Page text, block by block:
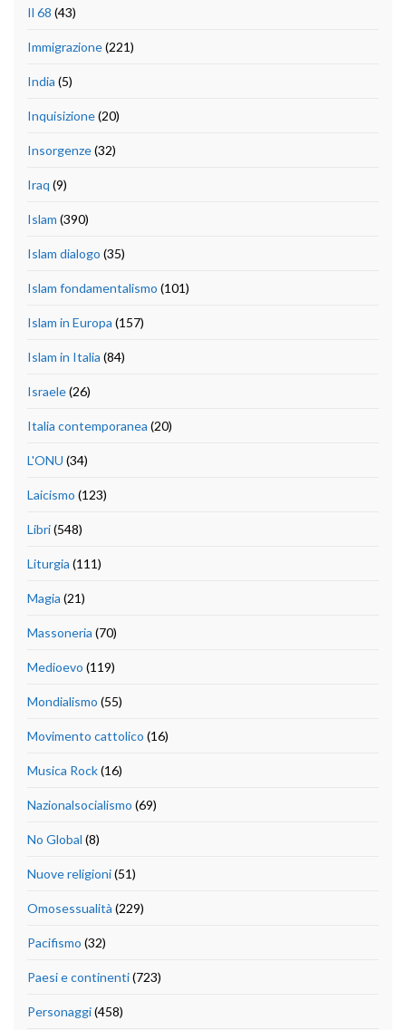
Il 68 (43)
Immigrazione(221)
India (5)
Inquisizione(20)
Insorgenze(32)
Iraq (9)
Islam (390)
Islam dialogo (35)
Islam fondamentalismo (101)
Islam in Europa (157)
Islam in Italia (84)
Israele(26)
Italia contemporanea (20)
L'ONU (34)
Laicismo (123)
Libri(548)
Liturgia (111)
Magia (21)
Massoneria (70)
Medioevo (119)
Mondialismo (55)
Movimento cattolico (16)
Musica Rock(16)
Nazionalsocialismo (69)
No Global (8)
Nuove religioni(51)
Omosessualità (229)
Pacifismo (32)
Paesi e continenti(723)
Personaggi(458)